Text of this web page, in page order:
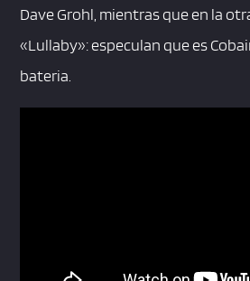
Dave Grohl, mientras que en la
«Lullaby»: especulan que es
bateria.